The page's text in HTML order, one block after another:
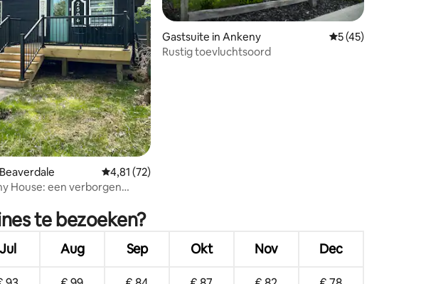
van 4,94 uit 5, 53 recensies
Gemiddelde beoordeling van 4,81 uit 5, 72 recensies
4,81 (72)
House: een verborgen
Gastsuite in Ankeny Gemiddelde
5 (45)
Rustig toevluchtsoord
te bezoeken?
Jul Aug Sep Okt Nov Dec